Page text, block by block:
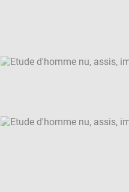
SKIP IMAGE CAROUSEL